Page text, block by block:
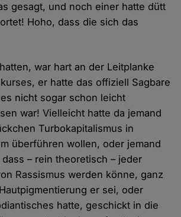
gesagt, und noch einer hatte dütt
Hoho, dass die sich das
war hart an der Leitplanke
er hatte das offiziell Sagbare
nicht sogar schon leicht
war! Vielleicht hatte da jemand
Turbokapitalismus in
überführen wollen, oder jemand
– rein theoretisch – jeder
Rassismus werden könne, ganz
er sei, oder
hatte, geschickt in die